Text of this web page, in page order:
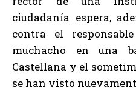
ciudadanía espera,
contra el
muchacho en una
Castellana y el
se han visto